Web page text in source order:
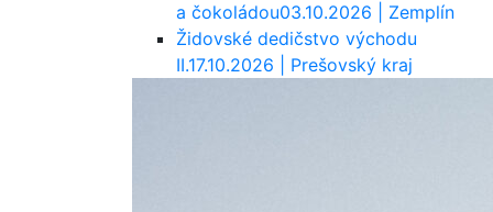
a čokoládou03.10.2026 | Zemplín
Židovské dedičstvo východu
II.17.10.2026 | Prešovský kraj